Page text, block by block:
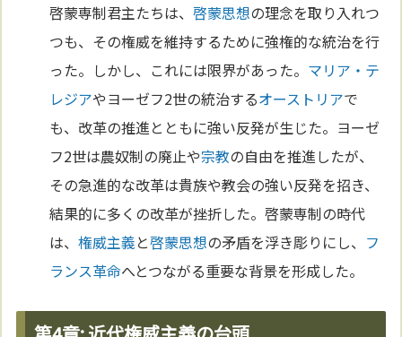
啓蒙専制君主たちは、啓蒙思想の理念を取り入れつ
つも、その権威を維持するために強権的な統治を行
った。しかし、これには限界があった。 マリア・テ
レジアやヨーゼフ2世の統治するオーストリアで
も、改革の推進とともに強い反発が生じた。ヨーゼ
フ2世は農奴制の廃止や宗教の自由を推進したが、
その急進的な改革は貴族や教会の強い反発を招き、
結果的に多くの改革が挫折した。啓蒙専制の時代
は、権威主義と啓蒙思想の矛盾を浮き彫りにし、 フ
ランス革命へとつながる重要な背景を形成した。